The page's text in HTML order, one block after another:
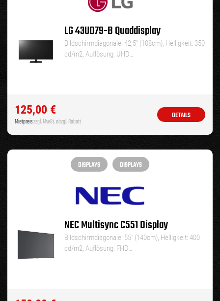
LG 43UD79-B Quaddisplay
Bildschirmdiagonale: 42,5″ (108cm), Helligkeit: 350
cd/m2, Auflösung: UHD…
125,00 €
Mietpreiszzgl. MwSt. abzgl. Rabatt
DETAILS
DISPLAYS DISPLAYS
NEC Multisync C551 Display
Bildschirmdiagonale: 55″ (140cm), Helligkeit: 400
cd/m2, Auflösung: FHD…